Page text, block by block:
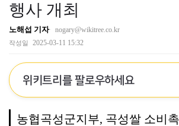
행사 개최
노해섭 기자 nogary@wikitree.co.kr
작성일 2025-03-11 15:32
위키트리를 팔로우하세요
농협곡성군지부, 곡성쌀 소비